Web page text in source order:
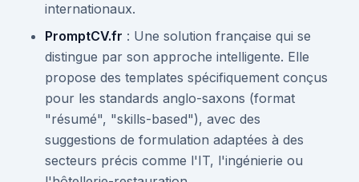
internationaux.
PromptCV.fr : Une solution française qui se
distingue par son approche intelligente. Elle
propose des templates spécifiquement conçus
pour les standards anglo-saxons (format
"résumé", "skills-based"), avec des
suggestions de formulation adaptées à des
secteurs précis comme l'IT, l'ingénierie ou